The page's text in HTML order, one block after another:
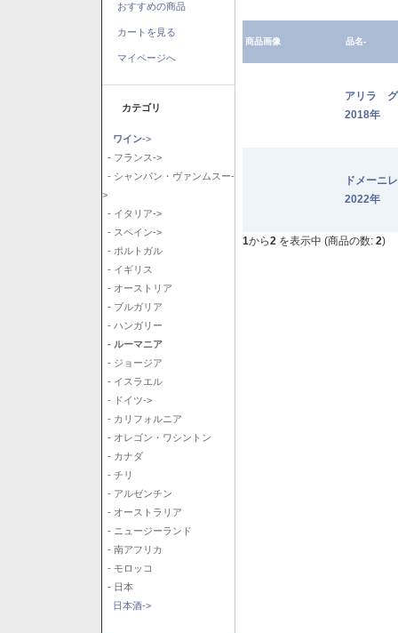
おすすめの商品
カートを見る
マイページへ
カテゴリ
ワイン->
- フランス->
- シャンパン・ヴァンムスー-
>
- イタリア->
- スペイン->
- ポルトガル
- イギリス
- オーストリア
- ブルガリア
- ハンガリー
- ルーマニア
- ジョージア
- イスラエル
- ドイツ->
- カリフォルニア
- オレゴン・ワシントン
- カナダ
- チリ
- アルゼンチン
- オーストラリア
- ニュージーランド
- 南アフリカ
- モロッコ
- 日本
日本酒->
商品画像 品名-
アリラ
2018年
ドメー
2022年
1から2 を表示中 (商品の数: 2)